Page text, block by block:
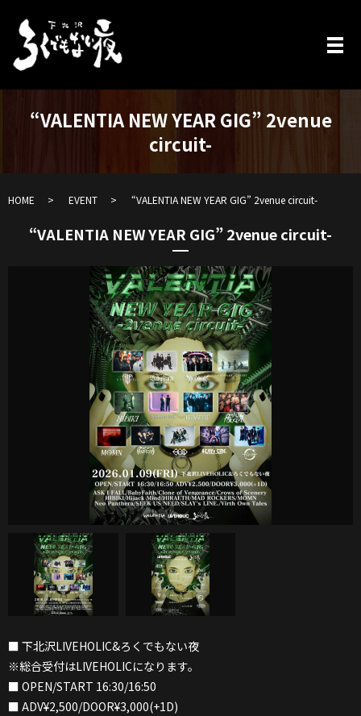
“VALENTIA NEW YEAR GIG” 2venue
circuit-
HOME EVENT “VALENTIA NEW YEAR GIG” 2venue circuit-
“VALENTIA NEW YEAR GIG” 2venue circuit-
■ 下北沢LIVEHOLIC&ろくでもない夜
※総合受付はLIVEHOLICになります。
■ OPEN/START 16:30/16:50
■ ADV¥2,500/DOOR¥3,000(+1D)